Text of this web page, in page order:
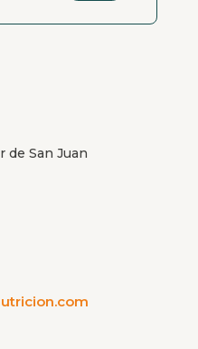
de San Juan